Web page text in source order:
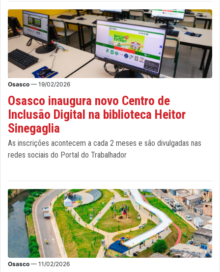
Osasco — 19/02/2026
Osasco inaugura novo Centro de
Inclusão Digital na biblioteca Heitor
Sinegaglia
As inscrições acontecem a cada 2 meses e são divulgadas nas
redes sociais do Portal do Trabalhador
Osasco — 11/02/2026